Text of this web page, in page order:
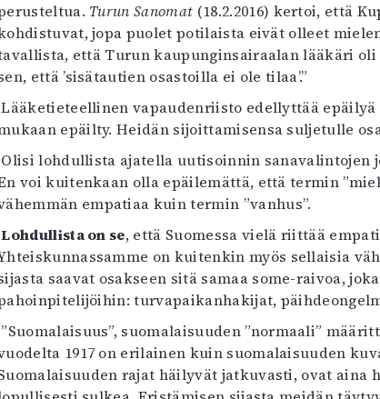
Turun Sanomat (18.2.2016) kertoi, että
jopa puolet potilaista eivät olleet
että Turun kaupunginsairaalan lääkäri
että ’sisätautien osastoilla ei ole tilaa’.”
Lääketieteellinen vapaudenriisto edellyttää
epäilty. Heidän sijoittamisensa suljetulle
Olisi lohdullista ajatella uutisoinnin
voi kuitenkaan olla epäilemättä, että termin
empatiaa kuin termin ”vanhus”.
Lohdullista on se, että Suomessa vielä riittää
on kuitenkin myös sellaisia
saavat osakseen sitä samaa some-raivoa,
turvapaikanhakijat,
”Suomalaisuus”, suomalaisuuden ”normaali”
1917 on erilainen kuin suomalaisuuden
rajat häilyvät jatkuvasti, ovat